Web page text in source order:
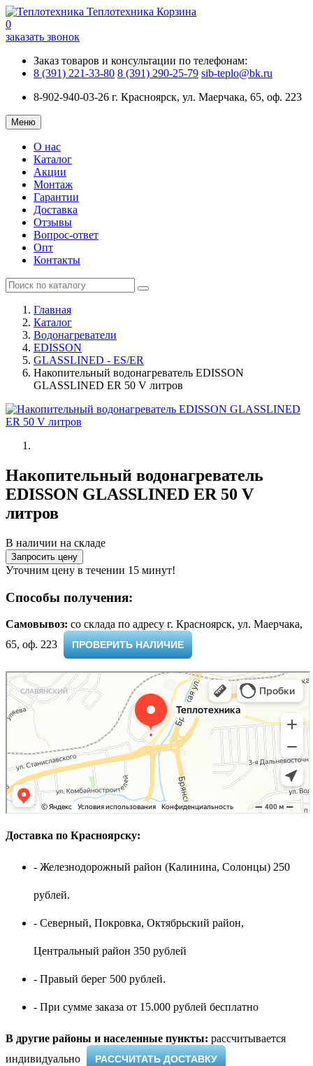
Теплотехника Корзина
0
заказать звонок
Заказ товаров и консультации по телефонам:
8 (391) 221-33-80 8 (391) 290-25-79 sib-teplo@bk.ru
8-902-940-03-26 г. Красноярск, ул. Маерчака, 65, оф. 223
Меню
О нас
Каталог
Акции
Монтаж
Гарантии
Доставка
Отзывы
Вопрос-ответ
Опт
Контакты
Главная
Каталог
Водонагреватели
EDISSON
GLASSLINED - ES/ER
Накопительный водонагреватель EDISSON
GLASSLINED ER 50 V литров
Накопительный водонагреватель
EDISSON GLASSLINED ER 50 V
литров
В наличии на складе
Запросить цену
Уточним цену в течении 15 минут!
Способы получения:
Самовывоз: cо склада по адресу г. Красноярск, ул. Маерчака,
65, оф. 223 ​
ПРОВЕРИТЬ НАЛИЧИЕ
Доставка по Красноярску:
- Железнодорожный район (Калинина, Солонцы) 250
рублей.
- Северный, Покровка, Октябрьский район,
Центральный район 350 рублей
- Правый берег 500 рублей.
- При сумме заказа от 15.000 рублей бесплатно
В другие районы и населенные пункты: рассчитывается
индивидуально ​
РАССЧИТАТЬ ДОСТАВКУ